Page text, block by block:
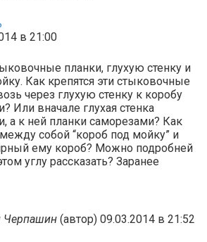
в 21:00
планки, глухую стенку и
Как крепятся эти стыковочные
через глухую стенку к коробу
Или вначале глухая стенка
а к ней планки саморезами? Как
между собой “короб под мойку” и
ему короб? Можно подробней
углу рассказать? Заранее
Черпашин (автор) 09.03.2014 в 21:52